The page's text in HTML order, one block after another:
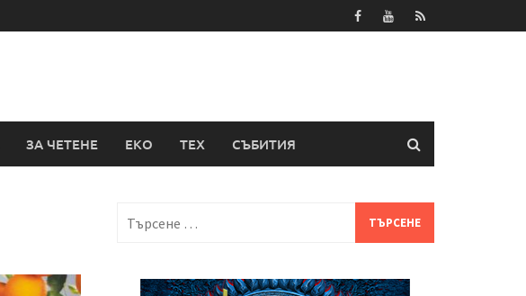
ЗА ЧЕТЕНЕ ЕКО ТЕХ СЪБИТИЯ
за: